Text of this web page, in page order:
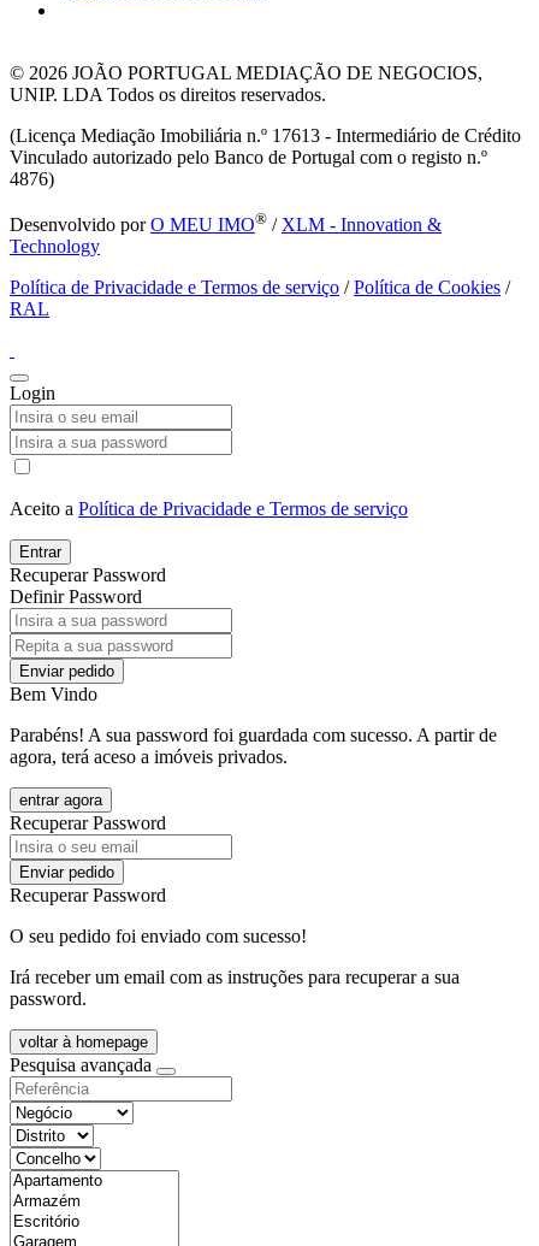
© 2026 JOÃO PORTUGAL MEDIAÇÃO DE NEGOCIOS,
UNIP. LDA Todos os direitos reservados.
(Licença Mediação Imobiliária n.º 17613 - Intermediário de Crédito
Vinculado autorizado pelo Banco de Portugal com o registo n.º
4876)
Desenvolvido porO MEU IMO® / XLM - Innovation &
Technology
Política de Privacidade e Termos de serviço /Política de Cookies /
RAL
Login
Aceito a Política de Privacidade e Termos de serviço
Entrar
Recuperar Password
Definir Password
Enviar pedido
Bem Vindo
Parabéns! A sua password foi guardada com sucesso. A partir de
agora, terá aceso a imóveis privados.
entrar agora
Recuperar Password
Enviar pedido
Recuperar Password
O seu pedido foi enviado com sucesso!
Irá receber um email com as instruções para recuperar a sua
password.
voltar à homepage
Pesquisa avançada